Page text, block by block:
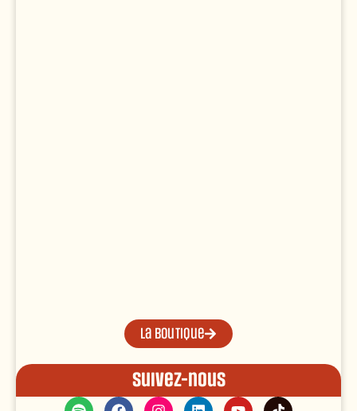
La boutique
Suivez-nous